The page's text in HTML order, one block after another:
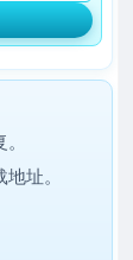
址。